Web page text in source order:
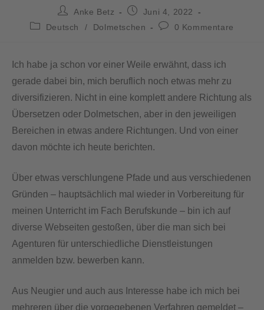
Anke Betz
Juni 4, 2022
Deutsch
/ Dolmetschen 0 Kommentare
Ich habe ja schon vor einer Weile erwähnt, dass ich
gerade dabei bin, mich beruflich noch etwas mehr zu
diversifizieren. Nicht in eine komplett andere Richtung als
Übersetzen oder Dolmetschen, aber in den jeweiligen
Bereichen in etwas andere Richtungen. Und von einer
davon möchte ich heute berichten.
Über etwas verschlungene Pfade und aus verschiedenen
Gründen – hauptsächlich mal wieder in Vorbereitung für
meinen Unterricht im Fach Berufskunde – bin ich auf
diverse Webseiten gestoßen, über die man sich bei
Agenturen für unterschiedliche Dienstleistungen
anmelden bzw. bewerben kann.
Aus Neugier und auch aus Interesse habe ich mich bei
mehreren über die vorgegebenen Verfahren gemeldet –